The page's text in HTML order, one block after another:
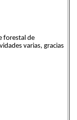
forestal de
varias, gracias